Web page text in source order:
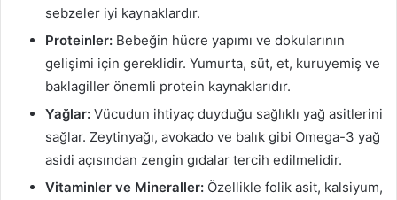
sebzeler iyi kaynaklardır.
Proteinler: Bebeğin hücre yapımı ve dokularının
gelişimi için gereklidir. Yumurta, süt, et, kuruyemiş ve
baklagiller önemli protein kaynaklarıdır.
Yağlar: Vücudun ihtiyaç duyduğu sağlıklı yağ asitlerini
sağlar. Zeytinyağı, avokado ve balık gibi Omega-3 yağ
asidi açısından zengin gıdalar tercih edilmelidir.
Vitaminler ve Mineraller: Özellikle folik asit, kalsiyum,